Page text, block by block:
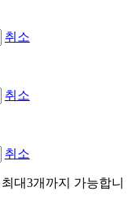
취소
취소
취소
대3개까지 가능합니